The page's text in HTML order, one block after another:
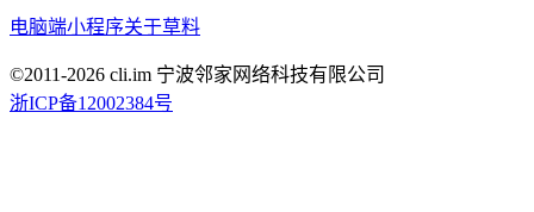
电脑端小程序关于草料
©2011-2026 cli.im 宁波邻家网络科技有限公司
浙ICP备12002384号